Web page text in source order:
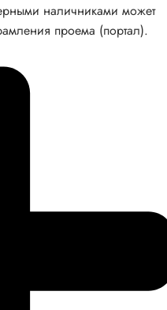
наличниками может
проема (портал).